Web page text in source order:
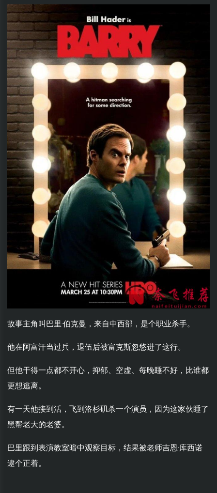
故事主角叫巴里·伯克曼，来自中西部，是个职业杀手。
他在阿富汗当过兵，退伍后被富克斯忽悠进了这行。
但他干得一点都不开心，抑郁、空虚、每晚睡不好，比谁都
更想逃离。
有一天他接到活，飞到洛杉矶杀一个演员，因为这家伙睡了
黑帮老大的老婆。
巴里跟到表演教室暗中观察目标，结果被老师吉恩·库西诺
逮个正着。